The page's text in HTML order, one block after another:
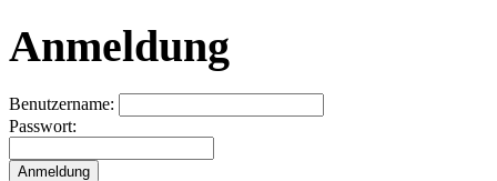
Anmeldung
Benutzername:
Passwort: